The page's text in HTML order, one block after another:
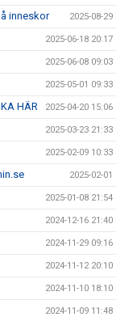
inneskor 2025-08-29
2025-06-18 20:17
2025-06-08 09:03
2025-05-01 09:33
HÄR 2025-04-20 15:06
2025-03-23 21:33
2025-02-09 10:33
2025-02-01
2025-01-08 21:54
2024-12-16 21:40
2024-11-29 09:16
2024-11-12 20:10
2024-11-10 18:10
2024-11-09 11:48